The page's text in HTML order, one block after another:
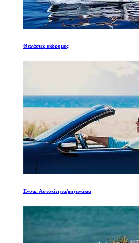
Θαλάσιες εκδρομές
Ενοικ. Αυτοκίνητα/μηχανάκια